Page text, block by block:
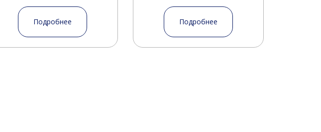
Подробнее Подробнее